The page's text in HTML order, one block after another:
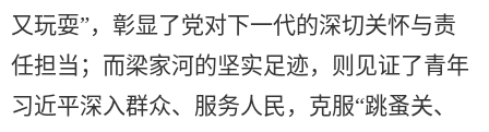
又玩耍”，彰显了党对下一代的深切关怀与责
任担当；而梁家河的坚实足迹，则见证了青年
习近平深入群众、服务人民，克服“跳蚤关、